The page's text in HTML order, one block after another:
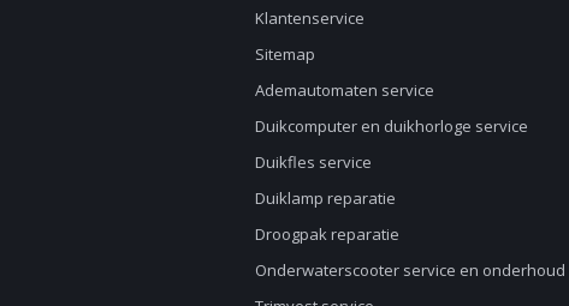
Klantenservice
Sitemap
Ademautomaten service
Duikcomputer en duikhorloge service
Duikfles service
Duiklamp reparatie
Droogpak reparatie
Onderwaterscooter service en onderhoud